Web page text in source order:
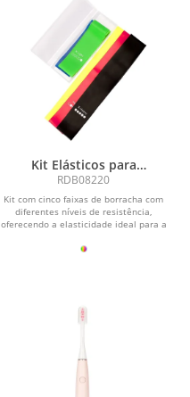
Kit Elásticos para
Exercícios com 5 peças
RDB08220
Kit com cinco faixas de borracha com
diferentes níveis de resistência,
oferecendo a elasticidade ideal para a